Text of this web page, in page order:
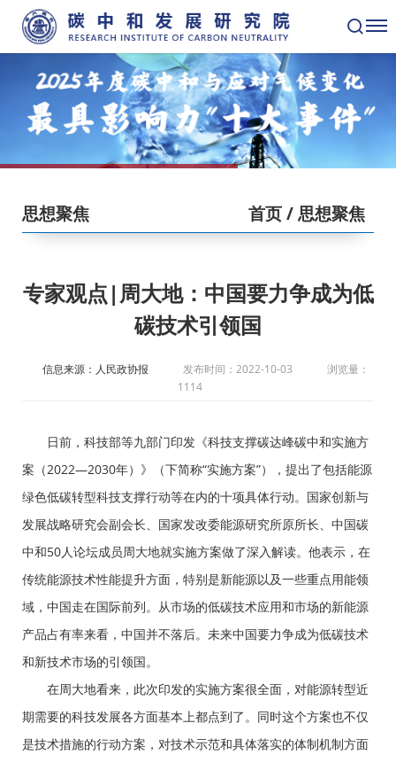
思想聚焦 首页/ 思想聚焦
专家观点|周大地：中国要力争成为低
碳技术引领国
信息来源：人民政协报 发布时间：2022-10-03
浏览量：
1114
日前，科技部等九部门印发《科技支撑碳达峰碳中和实施方
案（2022—2030年）》（下简称“实施方案”），提出了包括能源
绿色低碳转型科技支撑行动等在内的十项具体行动。国家创新与
发展战略研究会副会长、国家发改委能源研究所原所长、中国碳
中和50人论坛成员周大地就实施方案做了深入解读。他表示，在
传统能源技术性能提升方面，特别是新能源以及一些重点用能领
域，中国走在国际前列。从市场的低碳技术应用和市场的新能源
产品占有率来看，中国并不落后。未来中国要力争成为低碳技术
和新技术市场的引领国。
在周大地看来，此次印发的实施方案很全面，对能源转型近
期需要的科技发展各方面基本上都点到了。同时这个方案也不仅
是技术措施的行动方案，对技术示范和具体落实的体制机制方面